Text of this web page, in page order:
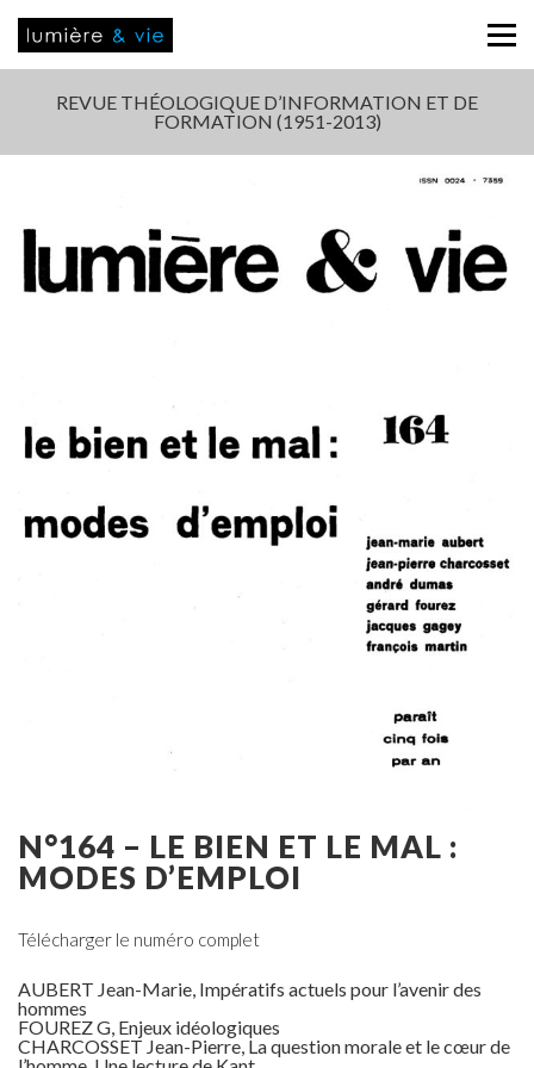
REVUE THÉOLOGIQUE D’INFORMATION ET DE
FORMATION (1951-2013)
N°164 – LE BIEN ET LE MAL :
MODES D’EMPLOI
Télécharger le numéro complet
AUBERT Jean-Marie, Impératifs actuels pour l’avenir des
hommes
FOUREZ G, Enjeux idéologiques
CHARCOSSET Jean-Pierre, La question morale et le cœur de